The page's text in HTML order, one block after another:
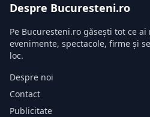
Despre Bucuresteni.ro
Pe Bucuresteni.ro găsești tot ce
evenimente, spectacole, firme și
loc.
Despre noi
Contact
Publicitate